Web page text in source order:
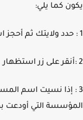
كما يلي:
: إذا نسيت اسم
التي أودعت